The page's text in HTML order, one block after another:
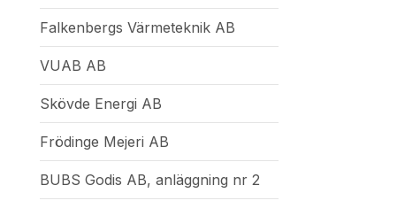
Falkenbergs Värmeteknik AB
VUAB AB
Skövde Energi AB
Frödinge Mejeri AB
BUBS Godis AB, anläggning nr 2